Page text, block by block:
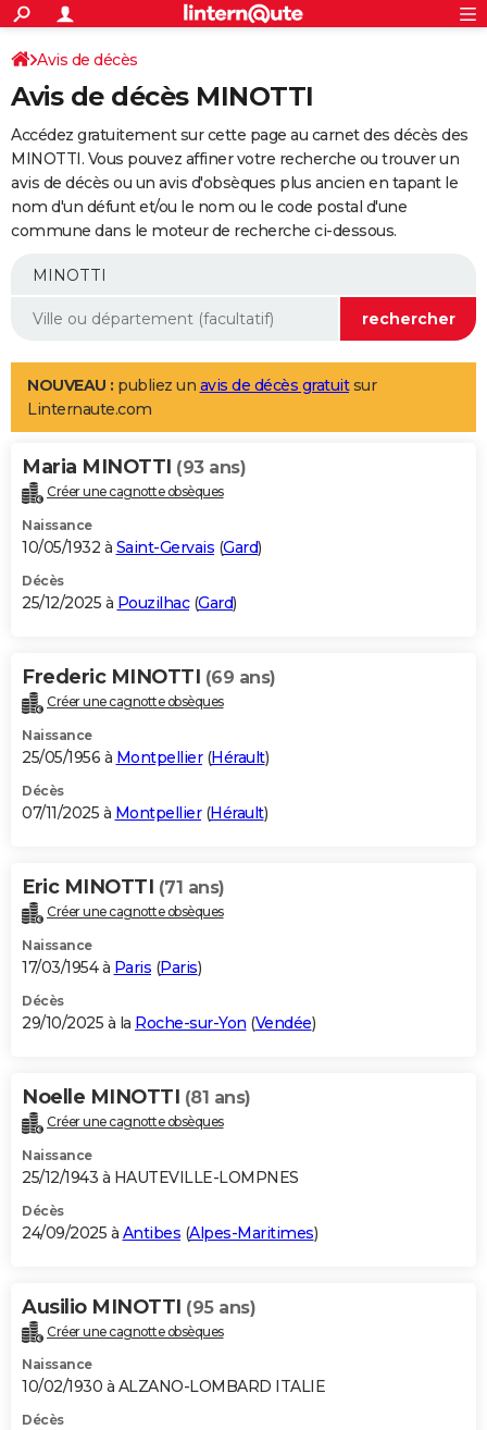
ACTUALITÉS
Politique
Société
Faits Divers
Education
Monde
Villes
+
SPORT
Coupe du monde 2026
Football
Tennis
Cyclisme
Rugby
Forum
Programme TV
TNT
Streaming
Cinéma
Sorties cinéma
Musique
+
FINANCE
Retraite
Epargne
Immobilier
Risques naturels par ville
Banque
Assurance
AUTO
Essais
Réserver un essai
Citadines
Berlines
SUV
Forum auto
+
Mobiles
Meilleur smartphone
Internet
Ordinateurs
Jeux vidéo
Guide high-tech
Aménagement intérieur
LIFESTYLE
Art de vivre
Bien-être
Loisirs
Mode
Modes de vie
Alimentation
Guide de la santé
Maladies
Médicaments
Sommeil
VOYAGE
Destinations
City break
Voyage nature
Voyage de noces
Forum
Climat
+PHOTO
GUIDES D'ACHAT
BONS PLANS
Carte de Noël
Carte Bonne année
Carte Saint-Valentin
Carte Pâques
Carte d'anniversaire
DICTIONNAIRE
Dictionnaire
Biographies
Citations
Expressions
Proverbes
PROGRAMME TV
S'inscrire
Se connecter
Lycées
Collèges
Primaires
Universités
Entreprises
Service militaire
Avis de recherche
AVIS DE DÉCÈS
Bricolage
Lifestyle
Culture
Sport
Auto
Television
Voyage
Cinema
Avis de décès
Avis de décès MINOTTI
Accédez gratuitement sur cette page au carnet des décès des
MINOTTI. Vous pouvez affiner votre recherche ou trouver un
avis de décès ou un avis d'obsèques plus ancien en tapant le
nom d'un défunt et/ou le nom ou le code postal d'une
commune dans le moteur de recherche ci-dessous.
NOUVEAU : publiez un avis de décès gratuitsur
Linternaute.com
Maria MINOTTI (93 ans)
Créer une cagnotte obsèques
Naissance
10/05/1932 à Saint-Gervais (Gard)
Décès
25/12/2025 à Pouzilhac(Gard)
Frederic MINOTTI (69 ans)
Créer une cagnotte obsèques
Naissance
25/05/1956 à Montpellier(Hérault)
Décès
07/11/2025 à Montpellier(Hérault)
Eric MINOTTI (71 ans)
Créer une cagnotte obsèques
Naissance
17/03/1954 à Paris (Paris)
Décès
29/10/2025 à la Roche-sur-Yon (Vendée)
Noelle MINOTTI (81 ans)
Créer une cagnotte obsèques
Naissance
25/12/1943 à HAUTEVILLE-LOMPNES
Décès
24/09/2025 à Antibes (Alpes-Maritimes)
Ausilio MINOTTI (95 ans)
Créer une cagnotte obsèques
Naissance
10/02/1930 à ALZANO-LOMBARD ITALIE
Décès